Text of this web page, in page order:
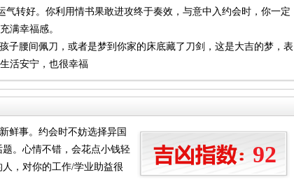
气转好。你利用情书果敢进攻终于奏效，与意中入约会时，你一定
满幸福感。
子腰间佩刀，或者是梦到你家的床底藏了刀剑，这是大吉的梦，表
活安宁，也很幸福
92
鲜事。约会时不妨选择异国
。心情不错，会花点小钱轻
，对你的工作/学业助益很